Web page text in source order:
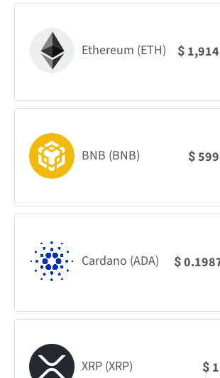
Ethereum (ETH) $
BNB (BNB) $
Cardano (ADA) $
XRP (XRP) $